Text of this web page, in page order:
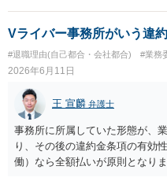
互いの認識・証拠関係によって
くまで一般論にとどまるもので
安については、実際のメール・
うえ、弁護士に個別相談される
費用、ライブ準備費用、レッス
に追加で発生した合理的費用で
があります。 もっとも、運営
はありません。各費目について
関係を示す必要があります。特
いた場合、辞退後に講師代やス
慎重な検討が必要です。 また「
かは、その具体的内容によりま
継続が客観的に困難といえる事
ば、契約時に親権者の同意があ
退時の扱いについて親権者に説
Vライバー事務所がいう違
#退職理由(自己都合・会社都合) #業務
2026年6月11日
王 宣麟 弁護士
事務所に所属していた形態が、
り、その後の違約金条項の有効
働）なら全額払いが原則となり